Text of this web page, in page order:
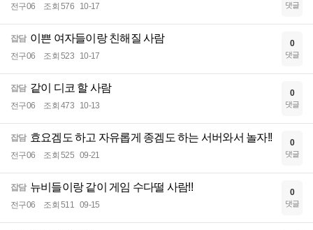
전구06 조회 576 10-17 댓글
잡담 이쁜 여자들이랑 친해질 사람
전구06 조회 523 10-17
0
댓글
잡담 같이 디코 할 사람
전구06 조회 473 10-13
0
댓글
잡담 효요겜도 하고 자유롭게 종겜도 하는 서버와서 놀자!!
전구06 조회 525 09-21
0
댓글
잡담 뉴비들이랑 같이 게임 수다떨 사람!!
전구06 조회 511 09-15
0
댓글